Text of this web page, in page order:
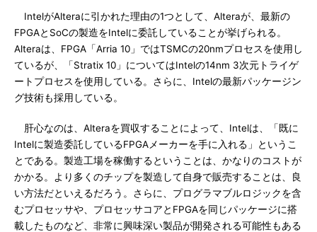
IntelがAlteraに引かれた理由の1つとして、Alteraが、最新の
FPGAとSoCの製造をIntelに委託していることが挙げられる。
Alteraは、FPGA「Arria 10」ではTSMCの20nmプロセスを使用し
ているが、「Stratix 10」についてはIntelの14nm 3次元トライゲ
ートプロセスを使用している。さらに、Intelの最新パッケージン
グ技術も採用している。
肝心なのは、Alteraを買収することによって、Intelは、「既に
Intelに製造委託しているFPGAメーカーを手に入れる」というこ
とである。製造工場を稼働するということは、かなりのコストが
かかる。より多くのチップを製造して自身で販売することは、良
い方法だといえるだろう。さらに、プログラマブルロジックを含
むプロセッサや、プロセッサコアとFPGAを同じパッケージに搭
載したものなど、非常に興味深い製品が開発される可能性もある